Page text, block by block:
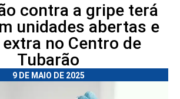
contra a gripe terá
unidades abertas e
no Centro de
Tubarão
9 DE MAIO DE 2025